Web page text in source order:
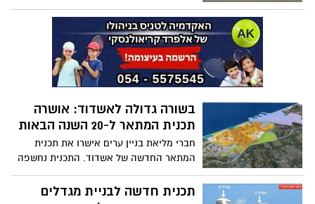
הקליטה "בית קנדה". על פי התכנון, 220 יח"ד
שמיועדות להשכרה לזכאים, עולים וקשישים,
ייבנו במגדל מגורים ותוספת קומות מעל
המבנה ההיסטורי
בשורה גדולה לאשדוד: אושרה
תכנית המתאר ל-20 השנה הבאות
חברי מליאת בניין ערים אישרו את תכנית
המתאר החדשה של אשדוד. התכנית נחשפה
לראשונה באשדוד נט לפני שנתיים, וצפויה
להביא לתוספת של כ-40 אלף יחידות דיור
תכנית חדשה לבניית מגדלים